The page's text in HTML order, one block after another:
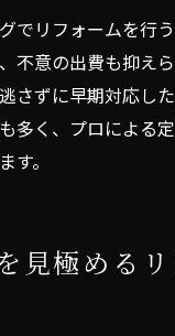
でリフォームを行
不意の出費も抑えら
さずに早期対応し
多く、プロによる
す。
見極める